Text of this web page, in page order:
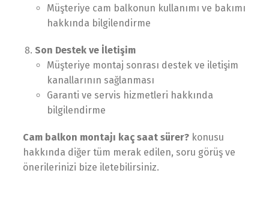
Müşteriye cam balkonun kullanımı ve bakımı
hakkında bilgilendirme
Son Destek ve İletişim
Müşteriye montaj sonrası destek ve iletişim
kanallarının sağlanması
Garanti ve servis hizmetleri hakkında
bilgilendirme
Cam balkon montajı kaç saat sürer? konusu
hakkında diğer tüm merak edilen, soru görüş ve
önerilerinizi bize iletebilirsiniz.